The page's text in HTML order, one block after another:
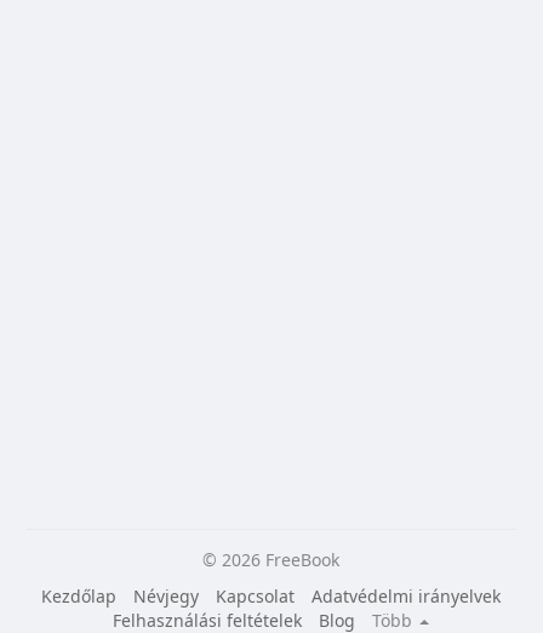
© 2026 FreeBook
Kezdőlap
Névjegy Kapcsolat
Adatvédelmi irányelvek
Felhasználási feltételek
Blog
Több